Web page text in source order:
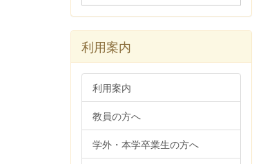
利用案内
利用案内
教員の方へ
学外・本学卒業生の方へ